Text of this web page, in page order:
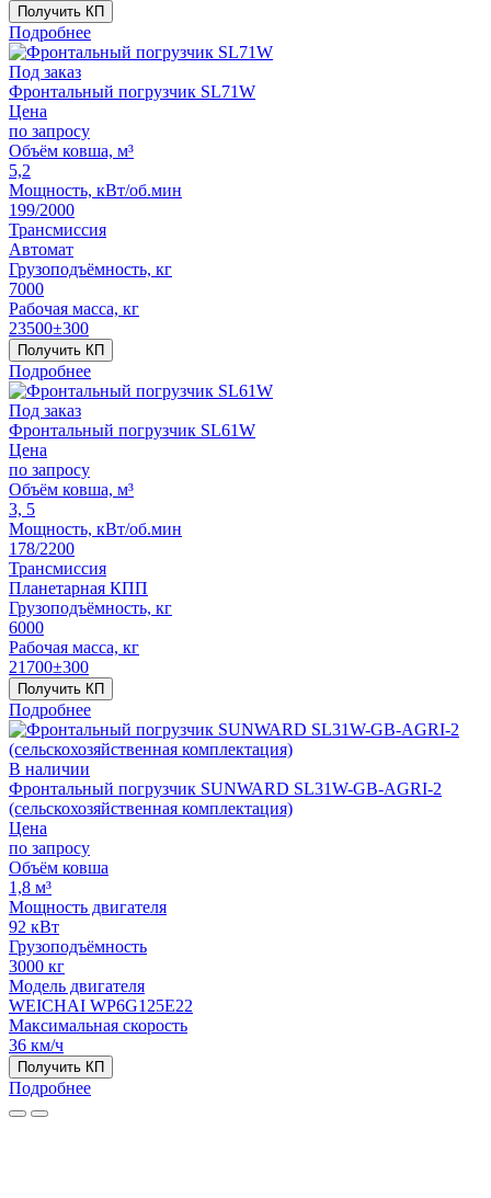
Получить КП
Подробнее
Под заказ
Фронтальный погрузчик SL71W
Цена
по запросу
Объём ковша, м³
5,2
Мощность, кВт/об.мин
199/2000
Трансмиссия
Автомат
Грузоподъёмность, кг
7000
Рабочая масса, кг
23500±300
Получить КП
Подробнее
Под заказ
Фронтальный погрузчик SL61W
Цена
по запросу
Объём ковша, м³
3, 5
Мощность, кВт/об.мин
178/2200
Трансмиссия
Планетарная КПП
Грузоподъёмность, кг
6000
Рабочая масса, кг
21700±300
Получить КП
Подробнее
В наличии
Фронтальный погрузчик SUNWARD SL31W-GB-AGRI-2
(сельскохозяйственная комплектация)
Цена
по запросу
Объём ковша
1,8 м³
Мощность двигателя
92 кВт
Грузоподъёмность
3000 кг
Модель двигателя
WEICHAI WP6G125E22
Максимальная скорость
36 км/ч
Получить КП
Подробнее